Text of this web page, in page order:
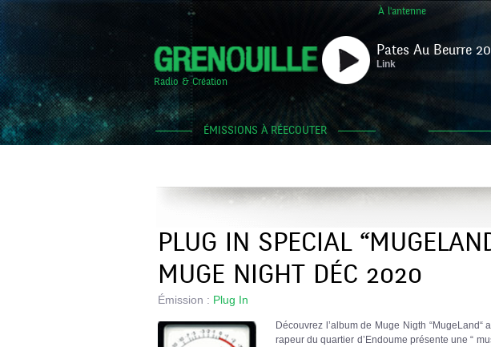
À l'antenne
Radio & Création
Pates Au Beurre
Link
ÉMISSIONS À RÉECOUTER
PLUG IN SPECIAL
MUGE NIGHT DÉC 2020
Émission : Plug In
Découvrez l’album de Muge Nigth
rapeur du quartier d’Endoume présente une “